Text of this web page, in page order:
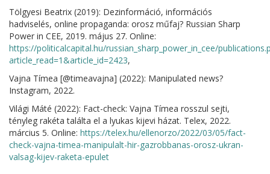
Tölgyesi Beatrix (2019): Dezinformáció, információs
hadviselés, online propaganda: orosz műfaj? Russian Sharp
Power in CEE, 2019. május 27. Online:
https://politicalcapital.hu/russian_sharp_power_in_cee/
article_read=1&article_id=2423,
Vajna Tímea [@timeavajna] (2022): Manipulated news?
Instagram, 2022.
Világi Máté (2022): Fact-check: Vajna Tímea rosszul sejti,
tényleg rakéta találta el a lyukas kijevi házat. Telex, 2022.
március 5. Online: https://telex.hu/ellenorzo/2022/03/05/fact-
check-vajna-timea-manipulalt-hir-gazrobbanas-orosz-ukran-
valsag-kijev-raketa-epulet